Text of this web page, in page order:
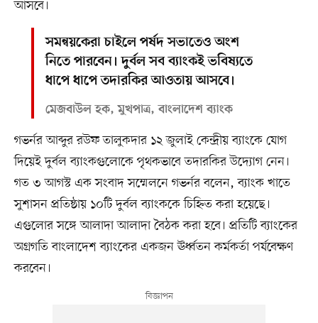
আসবে।
সমন্বয়কেরা চাইলে পর্ষদ সভাতেও অংশ
নিতে পারবেন। দুর্বল সব ব্যাংকই ভবিষ্যতে
ধাপে ধাপে তদারকির আওতায় আসবে।
মেজবাউল হক, মুখপাত্র, বাংলাদেশ ব্যাংক
গভর্নর আব্দুর রউফ তালুকদার ১২ জুলাই কেন্দ্রীয় ব্যাংকে যোগ
দিয়েই দুর্বল ব্যাংকগুলোকে পৃথকভাবে তদারকির উদ্যোগ নেন।
গত ৩ আগস্ট এক সংবাদ সম্মেলনে গভর্নর বলেন, ব্যাংক খাতে
সুশাসন প্রতিষ্ঠায় ১০টি দুর্বল ব্যাংককে চিহ্নিত করা হয়েছে।
এগুলোর সঙ্গে আলাদা আলাদা বৈঠক করা হবে। প্রতিটি ব্যাংকের
অগ্রগতি বাংলাদেশ ব্যাংকের একজন ঊর্ধ্বতন কর্মকর্তা পর্যবেক্ষণ
করবেন।